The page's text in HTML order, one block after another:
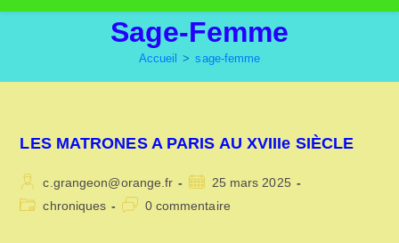
Sage-Femme
Accueil > sage-femme
LES MATRONES A PARIS AU XVIIIe SIÈCLE
Auteur/autrice
de
c.grangeon@orange.fr
Publication
publiée :
25 mars 2025
Postchroniques
Commentaires
0 commentaire